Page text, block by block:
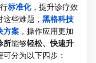
标准化，提升诊疗效
这些难题，黑格科技
方案 ，操作应用更加
所能够轻松、快速升
分为以下四步：